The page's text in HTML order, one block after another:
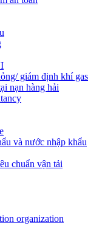
giám định khí gas
nạn hàng hải
và nước nhập khẩu
chuẩn vận tải
organization